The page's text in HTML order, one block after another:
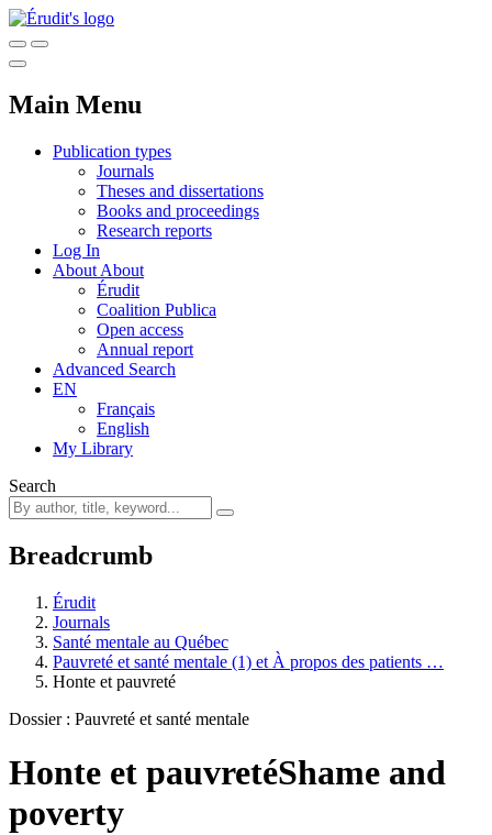
Main Menu
Publication types
Journals
Theses and dissertations
Books and proceedings
Research reports
Log In
About About
Érudit
Coalition Publica
Open access
Annual report
Advanced Search
EN
Français
English
My Library
Search
Breadcrumb
Érudit
Journals
Santé mentale au Québec
Pauvreté et santé mentale (1) et À propos des patients …
Honte et pauvreté
Dossier : Pauvreté et santé mentale
Honte et pauvretéShame and
poverty